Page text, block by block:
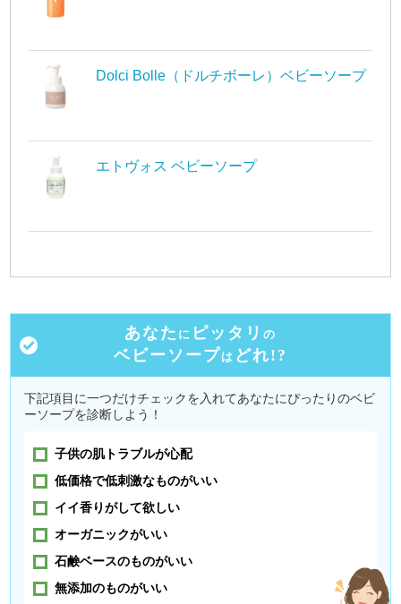
Dolci Bolle（ドルチボーレ）ベビーソープ
エトヴォス ベビーソープ
あなた に ピッタリ の
ベビーソープは どれ!?
下記項目に一つだけチェックを入れてあなたにぴったりのベビ
ーソープを診断しよう！
子供の肌トラブルが心配
低価格で低刺激なものがいい
イイ香りがして欲しい
オーガニックがいい
石鹸ベースのものがいい
無添加のものがいい